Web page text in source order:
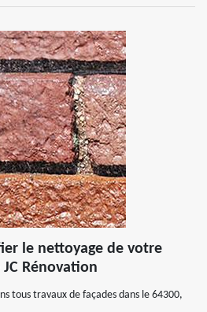
le nettoyage de votre
Rénovation
tous travaux de façades dans le 64300,